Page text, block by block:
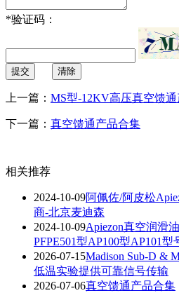
*验证码：
提交 清除
上一篇： MS型-12KV高压真空馈
下一篇： 真空馈通产品合集
相关推荐
2024-10-09阿佩佐/阿皮松
商-北京麦迪森
2024-10-09Apiezon真空润滑
PFPE501型AP100型AP101型
2026-07-15Madison Sub-D &
低温实验提供可靠信号传输
2026-07-06真空馈通产品合集